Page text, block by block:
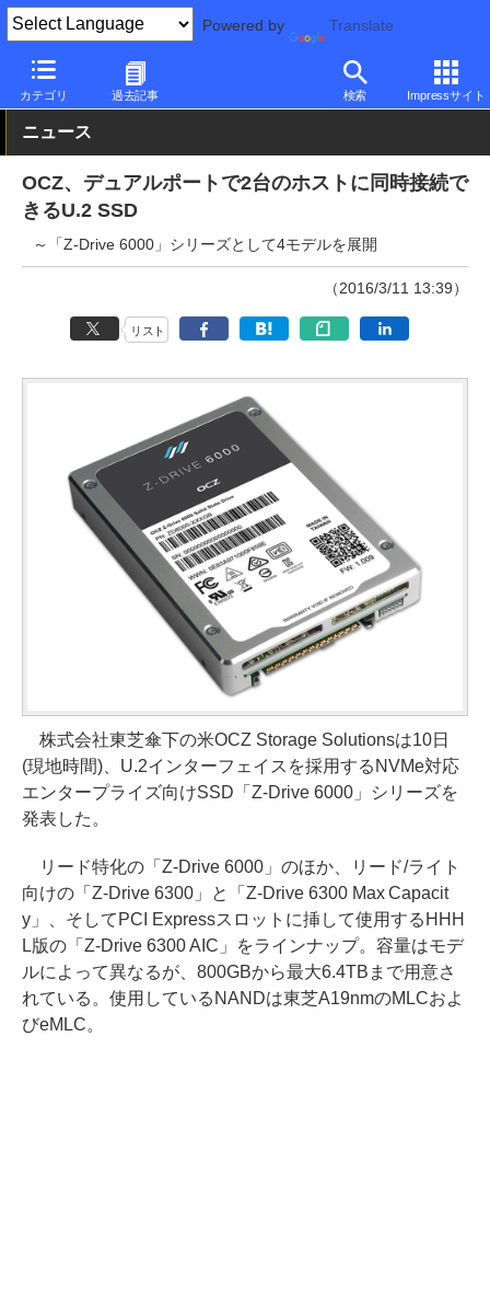
Powered by Translate
カテゴリ 過去記事 検索 Impressサイト
PC Watch 半導体/周辺機器
ニュース
OCZ、デュアルポートで2台のホストに同時接続で
きるU.2 SSD
～「Z-Drive 6000」シリーズとして4モデルを展開
（2016/3/11 13:39）
リスト
株式会社東芝傘下の米OCZ Storage Solutionsは10日
(現地時間)、U.2インターフェイスを採用するNVMe対応
エンタープライズ向けSSD「Z-Drive 6000」シリーズを
発表した。
リード特化の「Z-Drive 6000」のほか、リード/ライト
向けの「Z-Drive 6300」と「Z-Drive 6300 Max Capacit
y」、そしてPCI Expressスロットに挿して使用するHHH
L版の「Z-Drive 6300 AIC」をラインナップ。容量はモデ
ルによって異なるが、800GBから最大6.4TBまで用意さ
れている。使用しているNANDは東芝A19nmのMLCおよ
びeMLC。